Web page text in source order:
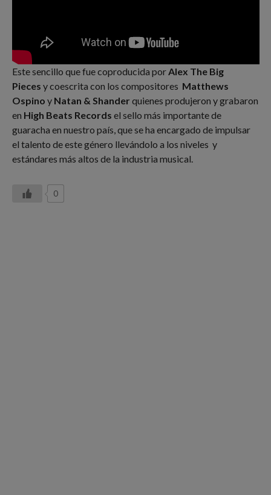
Este sencillo que fue coproducida por Alex The Big
Pieces y coescrita con los compositores Matthews
Ospino y Natan & Shander quienes produjeron y grabaron
en High Beats Records el sello más importante de
guaracha en nuestro país, que se ha encargado de impulsar
el talento de este género llevándolo a los niveles y
estándares más altos de la industria musical.
0